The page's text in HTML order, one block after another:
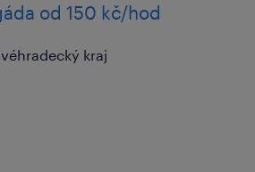
od 150 kč/hod
kraj